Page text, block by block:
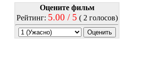
Оцените фильм
Рейтинг: 5.00 / 5 ( 2 голосов)